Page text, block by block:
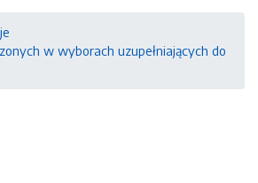
w wyborach uzupełniających do